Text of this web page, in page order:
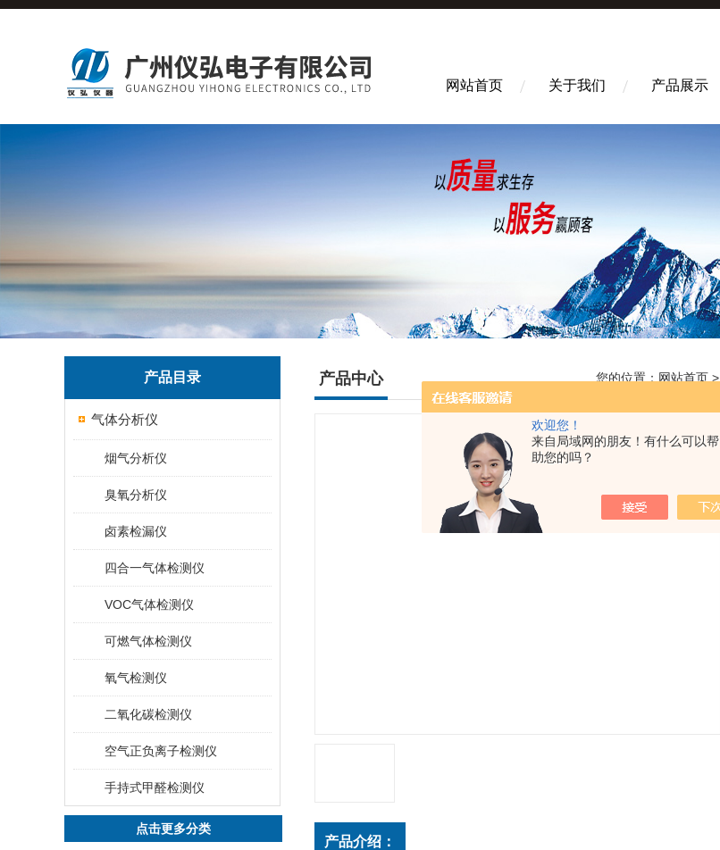
欢迎您！
来自局域网的朋友！有什么可以帮
助您的吗？
网站首页 关于我们 产品展示
产品目录
气体分析仪
烟气分析仪
臭氧分析仪
卤素检漏仪
四合一气体检测仪
VOC气体检测仪
可燃气体检测仪
氧气检测仪
二氧化碳检测仪
空气正负离子检测仪
手持式甲醛检测仪
点击更多分类
产品中心 您的位置： 网站首页 >
产品介绍：